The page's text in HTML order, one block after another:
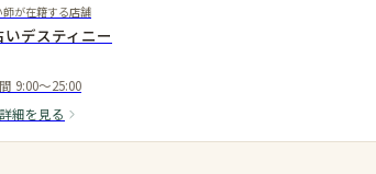
師が在籍する店舗
いデスティニー
9:00～25:00
細を見る